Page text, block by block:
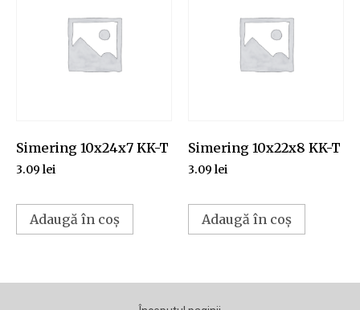
Simering 10x24x7 KK-T
3.09 lei
Adaugă în coș
Simering 10x22x8 KK-T
3.09 lei
Adaugă în coș